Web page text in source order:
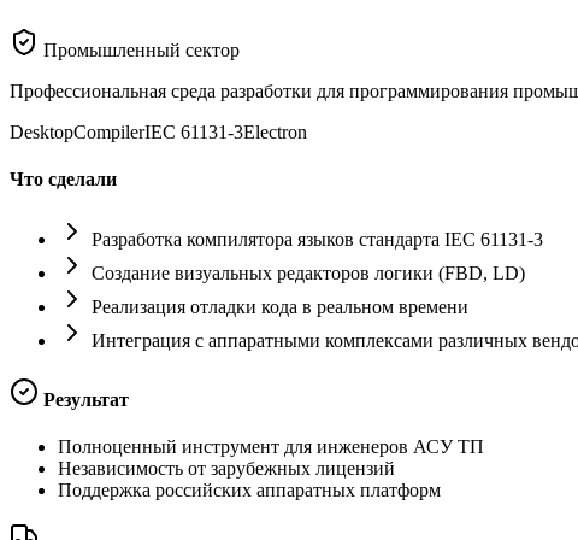
Промышленный сектор
Профессиональная среда разработки для программирования
DesktopCompilerIEC 61131-3Electron
Что сделали
Разработка компилятора языков стандарта IEC 61131-3
Создание визуальных редакторов логики (FBD, LD)
Реализация отладки кода в реальном времени
Интеграция с аппаратными комплексами различных
Результат
Полноценный инструмент для инженеров АСУ ТП
Независимость от зарубежных лицензий
Поддержка российских аппаратных платформ